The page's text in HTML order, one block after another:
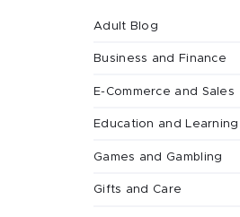
Adult Blog
Business and Finance
E-Commerce and Sales
Education and Learning
Games and Gambling
Gifts and Care